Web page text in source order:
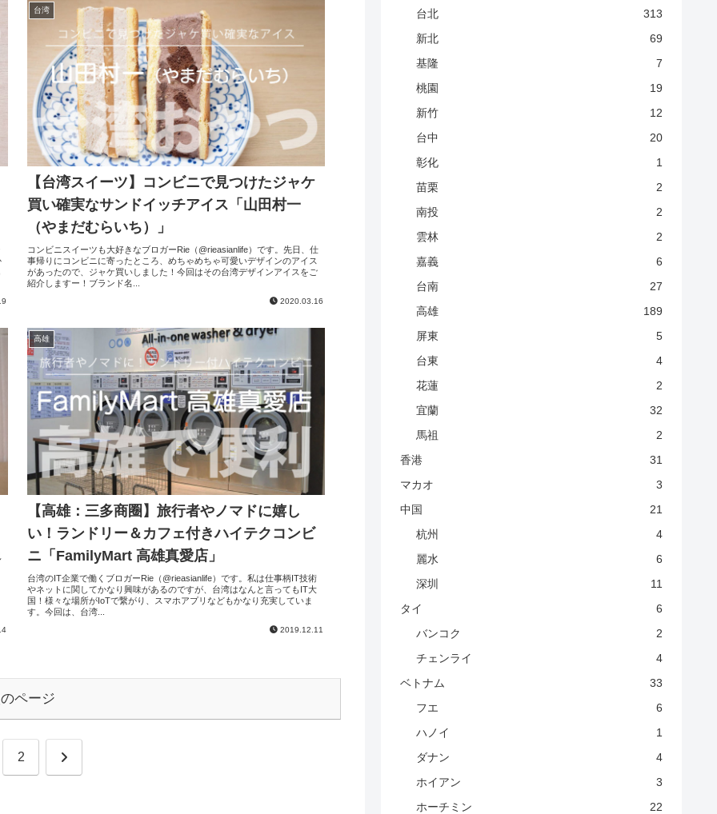
台湾
【台湾スイーツ】コンビニで見つけたジャケ
買い確実なサンドイッチアイス「山田村一
（やまだむらいち）」
コンビニスイーツも大好きなブロガーRie（@rieasianlife）です。先日、仕
事帰りにコンビニに寄ったところ、めちゃめちゃ可愛いデザインのアイス
があったので、ジャケ買いしました！今回はその台湾デザインアイスをご
紹介しますー！ブランド名...
2020.03.16
高雄
【高雄：三多商圈】旅行者やノマドに嬉し
い！ランドリー＆カフェ付きハイテクコンビ
ニ「FamilyMart 高雄真愛店」
台湾のIT企業で働くブロガーRie（@rieasianlife）です。私は仕事柄IT技術
やネットに関してかなり興味があるのですが、台湾はなんと言ってもIT大
国！様々な場所がIoTで繋がり、スマホアプリなどもかなり充実していま
す。今回は、台湾...
2019.12.11
ページ
2 次
台北
313
新北
69
基隆
7
桃園
19
新竹
12
台中
20
彰化
1
苗栗
2
南投
2
雲林
2
嘉義
6
台南
27
高雄
189
屏東
5
台東
4
花蓮
2
宜蘭
32
馬祖
2
香港
31
マカオ
3
中国
21
杭州
4
麗水
6
深圳
11
タイ
6
バンコク
2
チェンライ
4
ベトナム
33
フエ
6
ハノイ
1
ダナン
4
ホイアン
3
ホーチミン
22